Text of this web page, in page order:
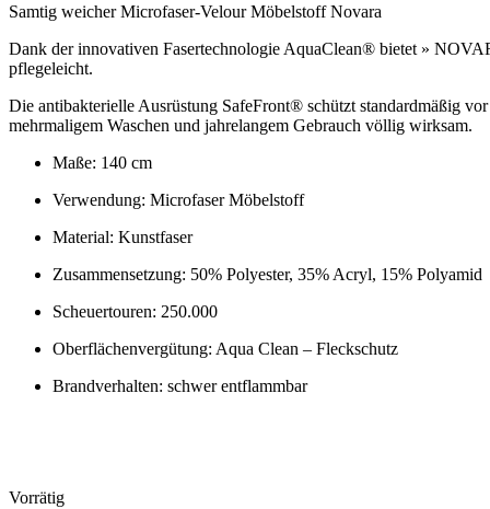
Samtig weicher Microfaser-Velour Möbelstoff Novara
Dank der innovativen Fasertechnologie AquaClean® bietet »
pflegeleicht.
Die antibakterielle Ausrüstung SafeFront® schützt standardmäßig
mehrmaligem Waschen und jahrelangem Gebrauch völlig wirksam.
Maße: 140 cm
Verwendung: Microfaser Möbelstoff
Material: Kunstfaser
Zusammensetzung: 50% Polyester, 35% Acryl, 15% Polyamid
Scheuertouren: 250.000
Oberflächenvergütung: Aqua Clean – Fleckschutz
Brandverhalten: schwer entflammbar
Vorrätig